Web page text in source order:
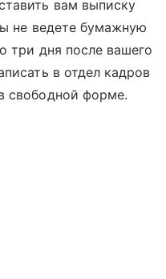
вам выписку
не ведете бумажную
три дня после вашего
в отдел кадров
свободной форме.